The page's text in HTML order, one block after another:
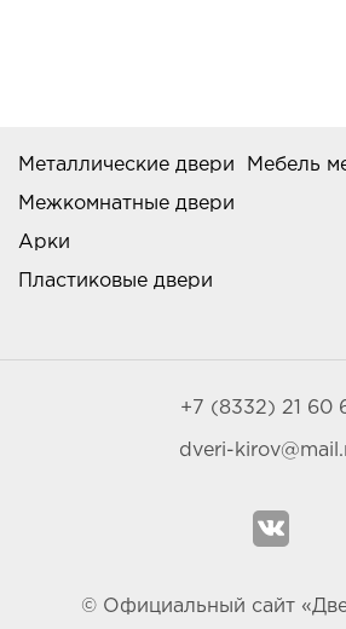
Металлические двери
Межкомнатные двери
Арки
Пластиковые двери
Мебель
+7 (8332) 21 60
dveri-
© Официальный сайт